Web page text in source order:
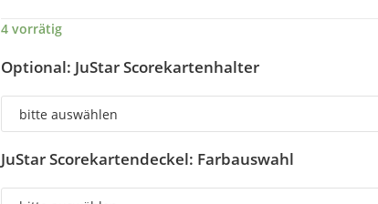
4 vorrätig
Optional: JuStar Scorekartenhalter
JuStar Scorekartendeckel: Farbauswahl